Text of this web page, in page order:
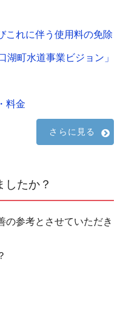
これに伴う使用料の免除
湖町水道事業ビジョン」
料金
さらに見る
したか？
の参考とさせていただき